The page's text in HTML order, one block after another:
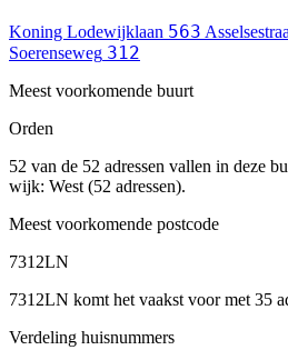
Koning Lodewijklaan 563
Soerenseweg 312
Meest voorkomende buurt
Orden
52 van de 52 adressen vallen in deze
wijk: West (52 adressen).
Meest voorkomende postcode
7312LN
7312LN komt het vaakst voor met 35
Verdeling huisnummers